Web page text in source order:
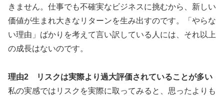
きません。仕事でも不確実なビジネスに挑むから、新しい
価値が生まれ大きなリターンを生み出すのです。「やらな
い理由」ばかりを考えて言い訳している人には、それ以上
の成長はないのです。
理由2 リスクは実際より過大評価されていることが多い
私の実感ではリスクを実際に取ってみると、思ったよりも